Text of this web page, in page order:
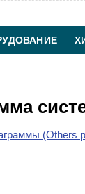
(Others